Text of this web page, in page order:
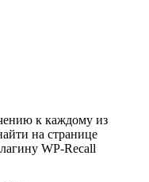
к каждому из
на странице
WP-Recall